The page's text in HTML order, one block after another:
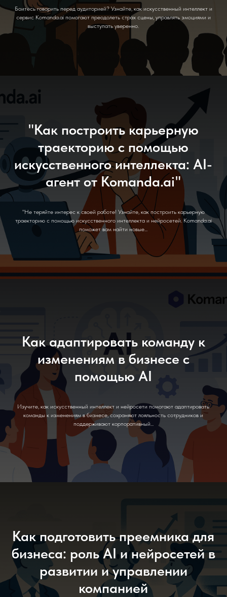
Боитесь говорить перед аудиторией? Узнайте, как искусственный интеллект и
сервис Komanda.ai помогают преодолеть страх сцены, управлять эмоциями и
выступать уверенно.
"Как построить карьерную
траекторию с помощью
искусственного интеллекта: AI-
агент от Komanda.ai"
"Не теряйте интерес к своей работе! Узнайте, как построить карьерную
траекторию с помощью искусственного интеллекта и нейросетей. Komanda.ai
поможет вам найти новые...
Как адаптировать команду к
изменениям в бизнесе с
помощью AI
Изучите, как искусственный интеллект и нейросети помогают адаптировать
команды к изменениям в бизнесе, сохраняют лояльность сотрудников и
поддерживают корпоративный...
Как подготовить преемника для
бизнеса: роль AI и нейросетей в
развитии и управлении
компанией